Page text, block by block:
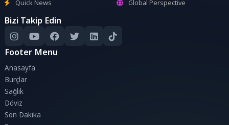
Quick News
Global Perspective
Bizi Takip Edin
Footer Menu
Anasayfa
Burçlar
Sağlık
Döviz
Son Dakika